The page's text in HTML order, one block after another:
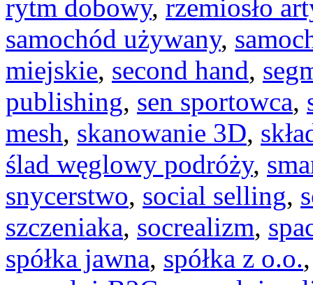
rytm dobowy, rzemiosło
samochód używany,
miejskie, second hand,
publishing, sen sportowca,
mesh, skanowanie 3D,
ślad węglowy podróży,
snycerstwo, social selling,
szczeniaka, socrealizm,
spółka jawna, spółka z o.o.